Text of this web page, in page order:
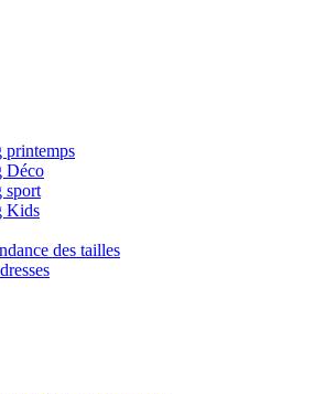
printemps
Déco
sport
Kids
des tailles